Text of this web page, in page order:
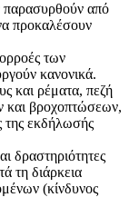
παρασυρθούν από
προκαλέσουν
των
κανονικά.
και ρέματα, πεζή
και βροχοπτώσεων,
της εκδήλωσής
δραστηριότητες
τη διάρκεια
(κίνδυνος